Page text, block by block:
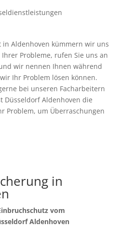
in Aldenhoven kümmern wir uns
Probleme, rufen Sie uns an
wir nennen Ihnen während
Ihr Problem lösen können.
bei unseren Facharbeitern
Düsseldorf Aldenhoven die
Problem, um Überraschungen
in
vom
Aldenhoven